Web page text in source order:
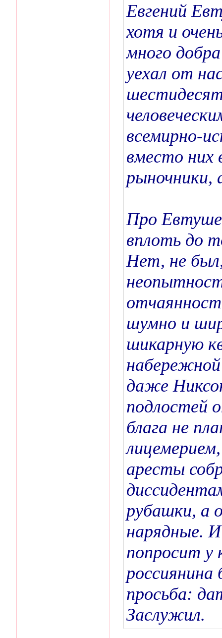
Евгений
хотя и
много
уехал от
всемирно-
вместо них
рыночники,
Про
вплоть до
Нет, не
шумно и
шикарную
даже
подлостей
блага не
аресты
рубашки, а
нарядные.
попросит у
россиянина
просьба:
Заслужил.